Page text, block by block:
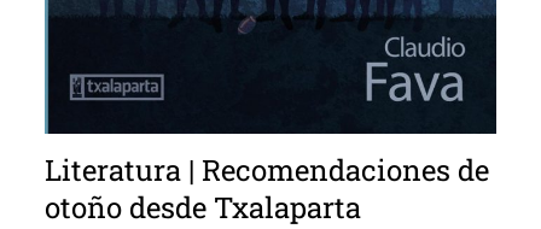
Literatura | Recomendaciones de
otoño desde Txalaparta